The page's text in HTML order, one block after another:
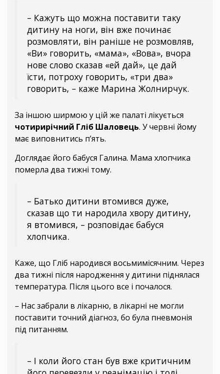
– Кажуть що можна поставити таку
дитину на ноги, він вже починає
розмовляти, він раніше не розмовляв,
«Ви» говорить, «мама», «Вова», вчора
нове слово сказав «ей дай», це дай
їсти, потроху говорить, «три два»
говорить, – каже Марина Жолнирчук.
За іншою ширмою у цій же палаті лікується
чотирирічний Гліб Шаловець. У червні йому
має виповнитись п’ять.
Доглядає його бабуся Галина. Мама хлопчика
померла два тижні тому.
– Батько дитини втомився дуже,
сказав що ти народила хвору дитину,
я втомився, – розповідає бабуся
хлопчика.
Каже, що Гліб народився восьмимісячним. Через
два тижні після народження у дитини піднялася
температура. Після цього все і почалося.
– Нас забрали в лікарню, в лікарні не могли
поставити точний діагноз, бо була пневмонія
під питанням.
– І коли його стан був вже критичним